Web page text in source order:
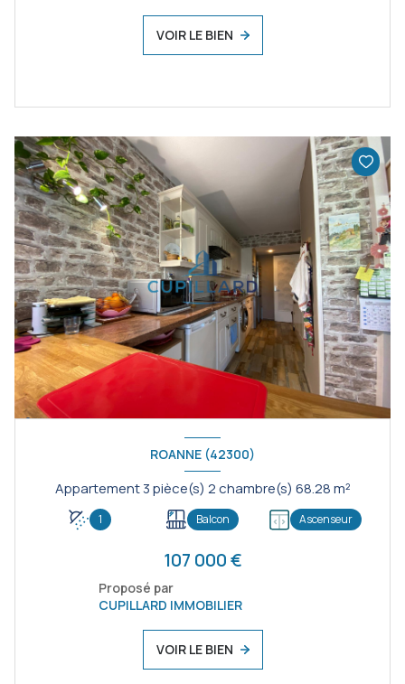
VOIR LE BIEN
ROANNE (42300)
Appartement 3 pièce(s) 2 chambre(s) 68.28 m²
1 Balcon Ascenseur
107 000 €
Proposé par
CUPILLARD IMMOBILIER
VOIR LE BIEN